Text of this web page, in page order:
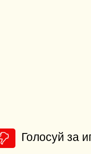
Голосуй за